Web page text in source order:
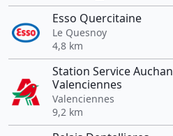
Esso Quercitaine
Le Quesnoy
4,8 km
Station Service Auchan
Valenciennes
Valenciennes
9,2 km